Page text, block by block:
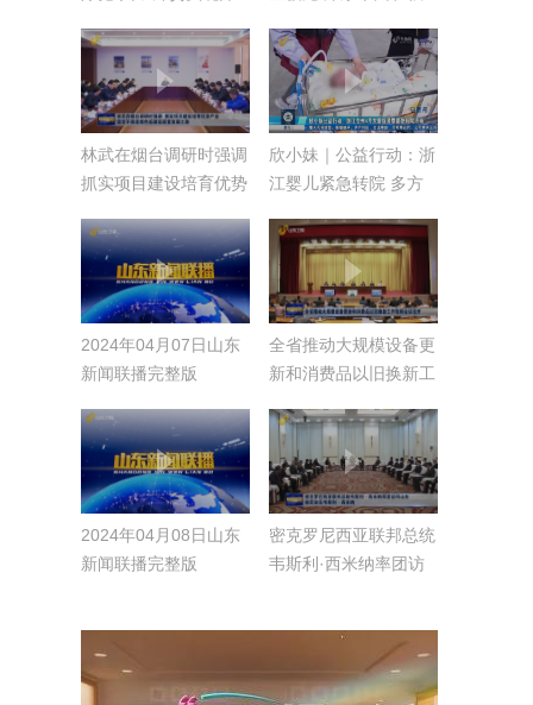
头】
林武在烟台调研时强调
抓实项目建设培育优势
低碳高质量发展之路
欣小妹｜公益行动：浙
江婴儿紧急转院 多方
2024年04月07日山东
新闻联播完整版
全省推动大规模设备更
新和消费品以旧换新工
2024年04月08日山东
新闻联播完整版
密克罗尼西亚联邦总统
韦斯利·西米纳率团访